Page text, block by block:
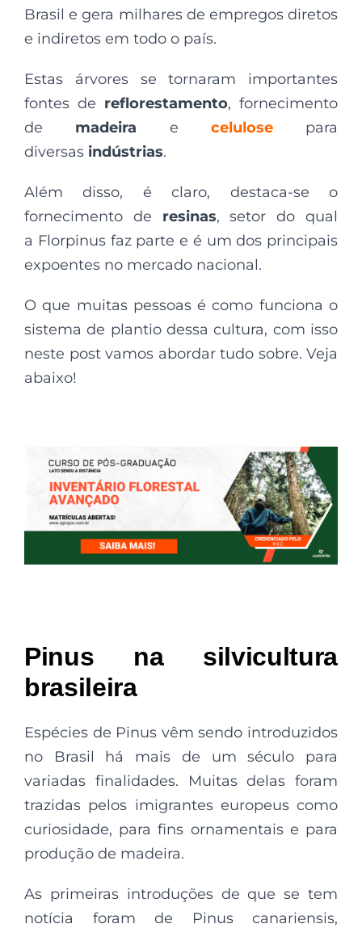
Brasil e gera milhares de empregos diretos
e indiretos em todo o país.
Estas árvores se tornaram importantes
fontes de reflorestamento, fornecimento
de madeira e celulose
para
diversas indústrias.
Além disso, é claro, destaca-se o
fornecimento de resinas, setor do qual
a Florpinus faz parte e é um dos principais
expoentes no mercado nacional.
O que muitas pessoas é como funciona o
sistema de plantio dessa cultura, com isso
neste post vamos abordar tudo sobre. Veja
abaixo!
Pinus na silvicultura
brasileira
Espécies de Pinus vêm sendo introduzidos
no Brasil há mais de um século para
variadas finalidades. Muitas delas foram
trazidas pelos imigrantes europeus como
curiosidade, para fins ornamentais e para
produção de madeira.
As primeiras introduções de que se tem
notícia foram de Pinus canariensis,